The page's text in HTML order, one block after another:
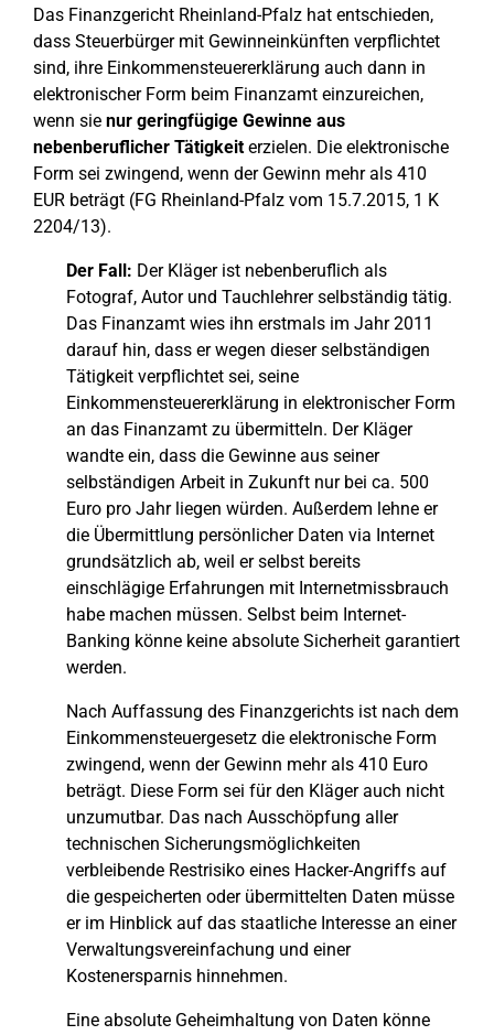
Das Finanzgericht Rheinland-Pfalz hat entschieden,
dass Steuerbürger mit Gewinneinkünften verpflichtet
sind, ihre Einkommensteuererklärung auch dann in
elektronischer Form beim Finanzamt einzureichen,
wenn sie nur geringfügige Gewinne aus
nebenberuflicher Tätigkeiterzielen. Die elektronische
Form sei zwingend, wenn der Gewinn mehr als 410
EUR beträgt (FG Rheinland-Pfalz vom 15.7.2015, 1 K
2204/13).
Der Fall: Der Kläger ist nebenberuflich als
Fotograf, Autor und Tauchlehrer selbständig tätig.
Das Finanzamt wies ihn erstmals im Jahr 2011
darauf hin, dass er wegen dieser selbständigen
Tätigkeit verpflichtet sei, seine
Einkommensteuererklärung in elektronischer Form
an das Finanzamt zu übermitteln. Der Kläger
wandte ein, dass die Gewinne aus seiner
selbständigen Arbeit in Zukunft nur bei ca. 500
Euro pro Jahr liegen würden. Außerdem lehne er
die Übermittlung persönlicher Daten via Internet
grundsätzlich ab, weil er selbst bereits
einschlägige Erfahrungen mit Internetmissbrauch
habe machen müssen. Selbst beim Internet-
Banking könne keine absolute Sicherheit garantiert
werden.
Nach Auffassung des Finanzgerichts ist nach dem
Einkommensteuergesetz die elektronische Form
zwingend, wenn der Gewinn mehr als 410 Euro
beträgt. Diese Form sei für den Kläger auch nicht
unzumutbar. Das nach Ausschöpfung aller
technischen Sicherungsmöglichkeiten
verbleibende Restrisiko eines Hacker-Angriffs auf
die gespeicherten oder übermittelten Daten müsse
er im Hinblick auf das staatliche Interesse an einer
Verwaltungsvereinfachung und einer
Kostenersparnis hinnehmen.
Eine absolute Geheimhaltung von Daten könne